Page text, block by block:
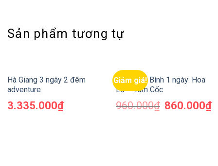
Sản phẩm tương tự
Hà Giang 3 ngày 2 đêm
adventure
3.335.000₫
Giảm giá!
Tour Ninh Bình 1 ngày: Hoa
Lư – Tam Cốc
960.000₫ 860.000₫